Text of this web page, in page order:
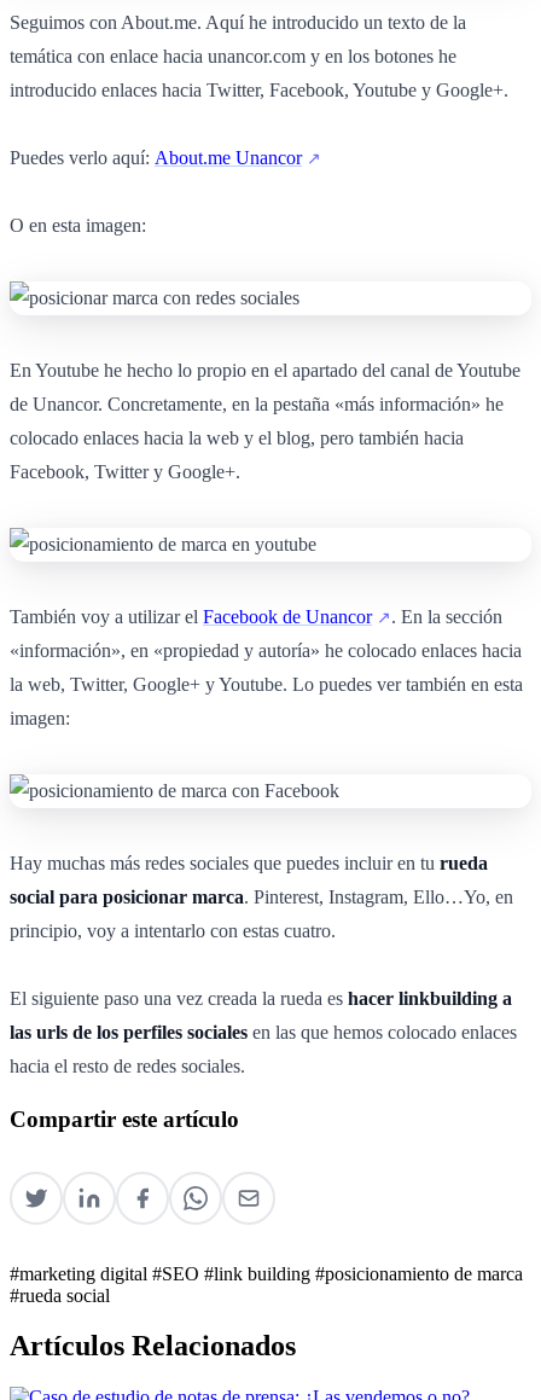
Seguimos con About.me. Aquí he introducido un texto de la
temática con enlace hacia unancor.com y en los botones he
introducido enlaces hacia Twitter, Facebook, Youtube y Google+.
Puedes verlo aquí: About.me Unancor
O en esta imagen:
En Youtube he hecho lo propio en el apartado del canal de Youtube
de Unancor. Concretamente, en la pestaña «más información» he
colocado enlaces hacia la web y el blog, pero también hacia
Facebook, Twitter y Google+.
También voy a utilizar el Facebook de Unancor
. En la sección
«información», en «propiedad y autoría» he colocado enlaces hacia
la web, Twitter, Google+ y Youtube. Lo puedes ver también en esta
imagen:
Hay muchas más redes sociales que puedes incluir en tu rueda
social para posicionar marca. Pinterest, Instagram, Ello…Yo, en
principio, voy a intentarlo con estas cuatro.
El siguiente paso una vez creada la rueda es hacer linkbuilding a
las urls de los perfiles sociales en las que hemos colocado enlaces
hacia el resto de redes sociales.
Compartir este artículo
#marketing digital #SEO #link building #posicionamiento de marca
#rueda social
Artículos Relacionados